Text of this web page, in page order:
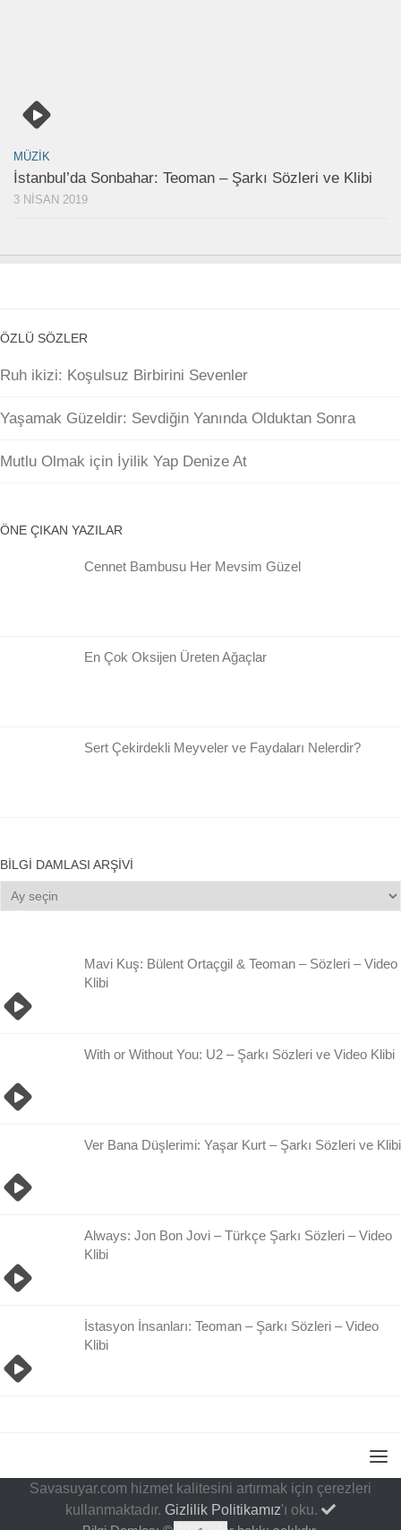
MÜZIK
İstanbul’da Sonbahar: Teoman – Şarkı Sözleri ve Klibi
3 NISAN 2019
ÖZLÜ SÖZLER
Ruh ikizi: Koşulsuz Birbirini Sevenler
Yaşamak Güzeldir: Sevdiğin Yanında Olduktan Sonra
Mutlu Olmak için İyilik Yap Denize At
ÖNE ÇIKAN YAZILAR
Cennet Bambusu Her Mevsim Güzel
En Çok Oksijen Üreten Ağaçlar
Sert Çekirdekli Meyveler ve Faydaları Nelerdir?
BILGI DAMLASI ARŞIVI
Bilgi
Damlası
Mavi Kuş: Bülent Ortaçgil & Teoman – Sözleri – Video
Klibi
With or Without You: U2 – Şarkı Sözleri ve Video Klibi
Ver Bana Düşlerimi: Yaşar Kurt – Şarkı Sözleri ve Klibi
Always: Jon Bon Jovi – Türkçe Şarkı Sözleri – Video
Klibi
İstasyon İnsanları: Teoman – Şarkı Sözleri – Video
Klibi
Savasuyar.com hizmet kalitesini artırmak için çerezleri
kullanmaktadır. Gizlilik Politikamız'ı oku.